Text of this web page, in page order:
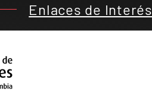
Enlaces de Interés